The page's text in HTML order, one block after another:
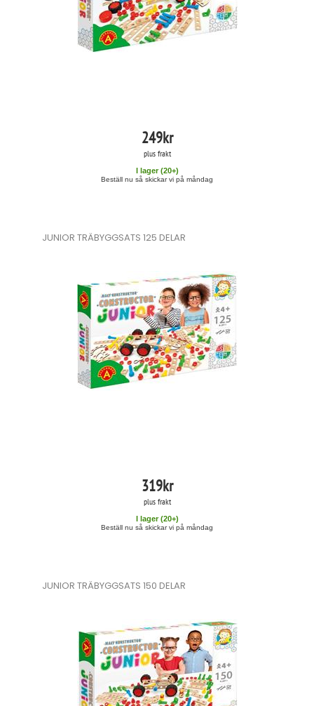
249kr
plus frakt
I lager (20+)
Beställ nu så skickar vi på måndag
JUNIOR TRÄBYGGSATS 125 DELAR
319kr
plus frakt
I lager (20+)
Beställ nu så skickar vi på måndag
JUNIOR TRÄBYGGSATS 150 DELAR